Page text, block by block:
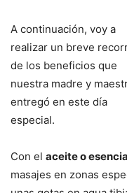
A continuación, voy a
realizar un breve
de los beneficios que
nuestra madre y
entregó en este día
especial.
Con el aceite o
masajes en zonas